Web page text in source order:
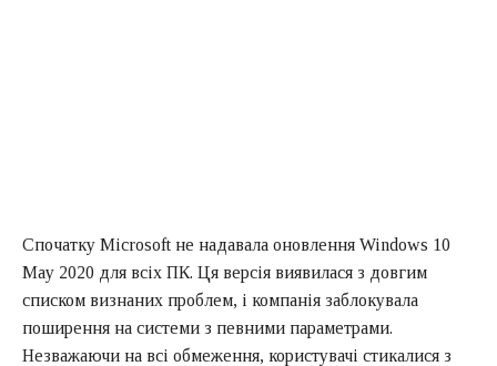
Спочатку Microsoft не надавала оновлення Windows 10
May 2020 для всіх ПК. Ця версія виявилася з довгим
списком визнаних проблем, і компанія заблокувала
поширення на системи з певними параметрами.
Незважаючи на всі обмеження, користувачі стикалися з